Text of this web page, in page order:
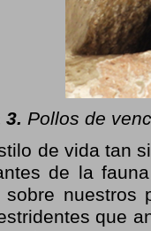
3. Pollos de
de vida tan
de la
sobre nuestros
que